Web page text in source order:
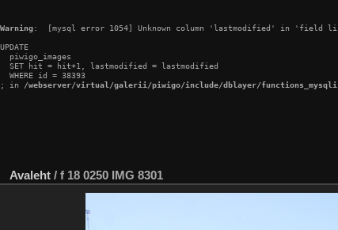
Warning:  [mysql error 1054] Unknown column 'lastmodified' in 'field
UPDATE
  piwigo_images
  SET hit = hit+1, lastmodified = lastmodified
  WHERE id = 38393
; in /webserver/virtual/galerii/piwigo/include/dblayer/
Avaleht / f 18 0250 IMG 8301